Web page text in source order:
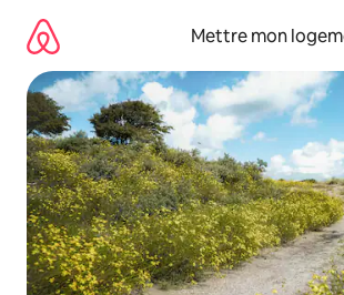
directement
contenu
Mettre mon